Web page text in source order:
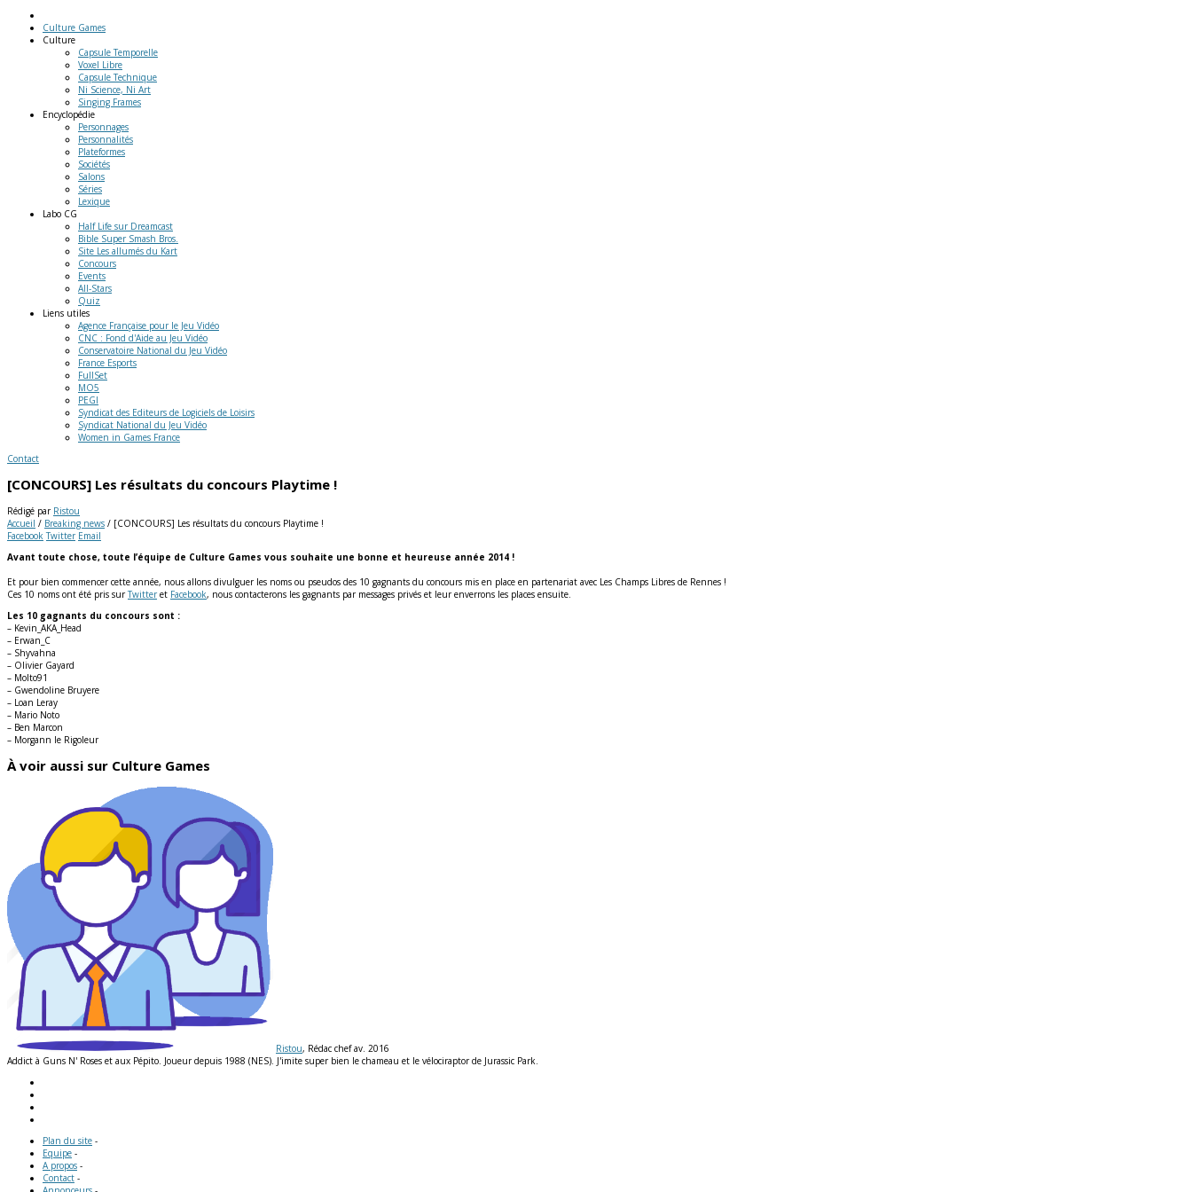
Culture Games
Culture
Capsule Temporelle
Voxel Libre
Capsule Technique
Ni Science, Ni Art
Singing Frames
Encyclopédie
Personnages
Personnalités
Plateformes
Sociétés
Salons
Séries
Lexique
Labo CG
Half Life sur Dreamcast
Bible Super Smash Bros.
Site Les allumés du Kart
Concours
Events
All-Stars
Quiz
Liens utiles
Agence Française pour le Jeu Vidéo
CNC : Fond d'Aide au Jeu Vidéo
Conservatoire National du Jeu Vidéo
France Esports
FullSet
MO5
PEGI
Syndicat des Editeurs de Logiciels de Loisirs
Syndicat National du Jeu Vidéo
Women in Games France
Contact
[CONCOURS] Les résultats du concours Playtime !
Rédigé par Ristou
Accueil / Breaking news / [CONCOURS] Les résultats du concours Playtime !
Facebook Twitter Email
Avant toute chose, toute l’équipe de Culture Games vous souhaite une bonne et heureuse année 2014 !
Et pour bien commencer cette année, nous allons divulguer les noms ou pseudos des 10 gagnants du concours mis en place en partenariat avec Les Champs Libres de Rennes !
Ces 10 noms ont été pris surTwitter et Facebook, nous contacterons les gagnants par messages privés et leur enverrons les places ensuite.
Les 10 gagnants du concours sont :
– Kevin_AKA_Head
– Erwan_C
– Shyvahna
– Olivier Gayard
– Molto91
– Gwendoline Bruyere
– Loan Leray
– Mario Noto
– Ben Marcon
– Morgann le Rigoleur
À voir aussi sur Culture Games
Ristou, Rédac chef av. 2016
Addict à Guns N' Roses et aux Pépito. Joueur depuis 1988 (NES). J'imite super bien le chameau et le vélociraptor de Jurassic Park.
Plan du site -
Equipe -
A propos -
Contact -